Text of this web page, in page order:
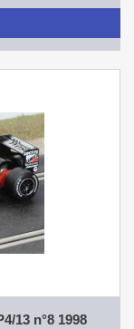
13 n°8 1998